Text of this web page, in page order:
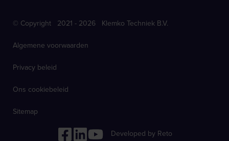
© Copyright 2021 - 2026 Klemko Techniek B.V.
Algemene voorwaarden
Privacy beleid
Ons cookiebeleid
Sitemap
Developed by Reto